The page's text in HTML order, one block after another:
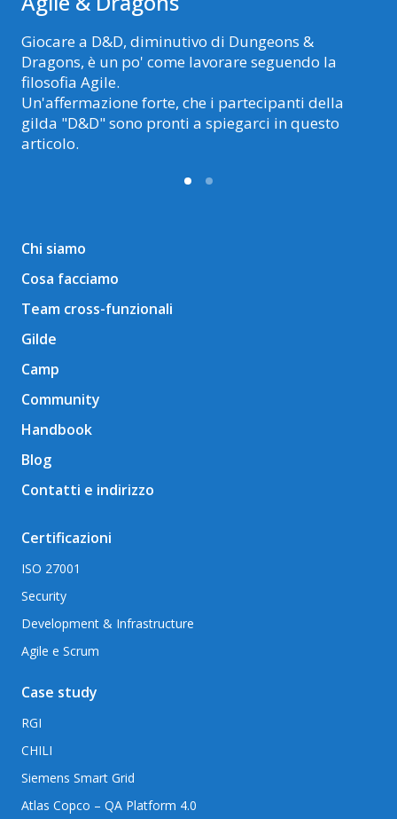
Giocare a D&D, diminutivo di Dungeons &
Dragons, è un po' come lavorare seguendo la
filosofia Agile.
Un'affermazione forte, che i partecipanti della
gilda "D&D" sono pronti a spiegarci in questo
articolo.
Chi siamo
Cosa facciamo
Team cross-funzionali
Gilde
Camp
Community
Handbook
Blog
Contatti e indirizzo
Certificazioni
ISO 27001
Security
Development & Infrastructure
Agile e Scrum
Case study
RGI
CHILI
Siemens Smart Grid
Atlas Copco – QA Platform 4.0